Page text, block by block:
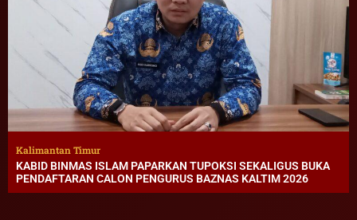
Kalimantan Timur
KABID BINMAS ISLAM PAPARKAN TUPOKSI SEKALIGUS BUKA
PENDAFTARAN CALON PENGURUS BAZNAS KALTIM 2026